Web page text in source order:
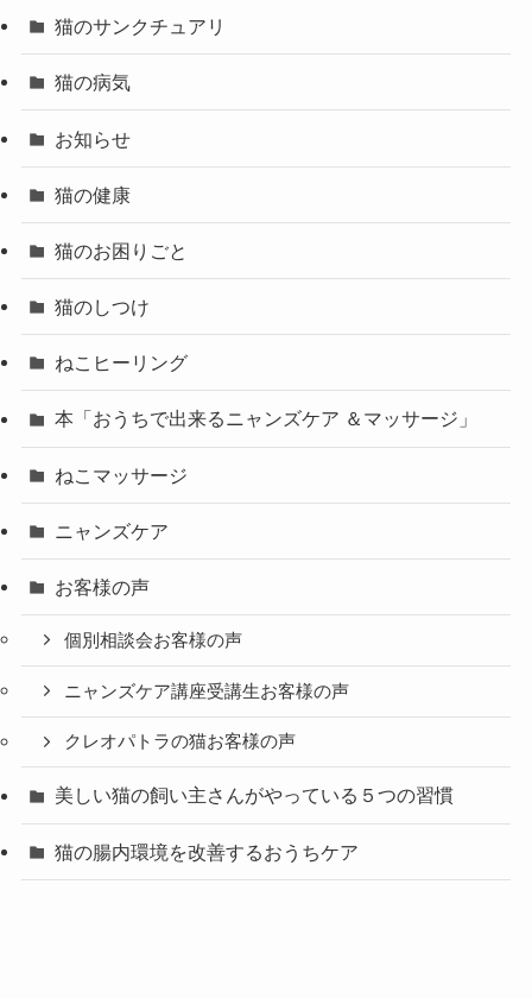
猫のサンクチュアリ
猫の病気
お知らせ
猫の健康
猫のお困りごと
猫のしつけ
ねこヒーリング
本「おうちで出来るニャンズケア ＆マッサージ」
ねこマッサージ
ニャンズケア
お客様の声
個別相談会お客様の声
ニャンズケア講座受講生お客様の声
クレオパトラの猫お客様の声
美しい猫の飼い主さんがやっている５つの習慣
猫の腸内環境を改善するおうちケア